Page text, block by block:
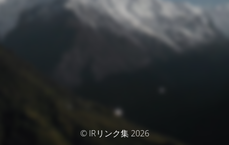
© IRリンク集 2026